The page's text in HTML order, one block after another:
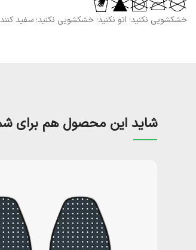
خشکشویی نکنید؛ اتو نکنید؛ خشکشویی نکنید؛ سفید
شاید این محصول هم برای